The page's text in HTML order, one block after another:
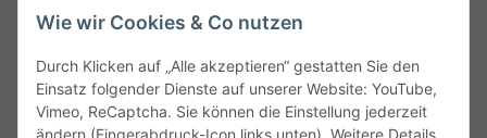
Leibnizstraße 2a
Germany
Phone:+49 40 5287270
Wie wir Cookies & Co nutzen
Durch Klicken auf „Alle akzeptieren“ gestatten Sie den
Einsatz folgender Dienste auf unserer Website: YouTube,
Vimeo, ReCaptcha. Sie können die Einstellung jederzeit